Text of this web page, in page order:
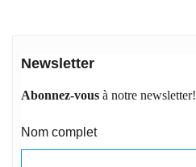
Newsletter
Abonnez-vous à notre newsletter!
Nom complet